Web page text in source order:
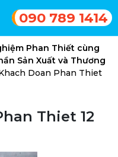
090 789 1414
Phan Thiết cùng
Sản Xuất và Thương
Doan Phan Thiet
Thiet 12